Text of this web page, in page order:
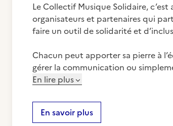
Le Collectif Musique Solidaire,
organisateurs et partenaires qui
faire un outil de solidarité et
Chacun peut apporter sa pierre à
gérer la communication ou
En lire plus
En savoir plus